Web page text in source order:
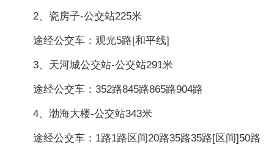
2、瓷房子-公交站225米
途经公交车：观光5路[和平线]
3、天河城公交站-公交站291米
途经公交车：352路845路865路904路
4、渤海大楼-公交站343米
途经公交车：1路1路区间20路35路35路[区间]50路